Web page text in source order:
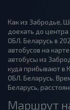
Как из Забродье,
доехать до
ОБЛ. Беларусь в
автобусов на
автобусы из
куда прибывают в
ОБЛ. Беларусь.
Беларусь,
Маршрут